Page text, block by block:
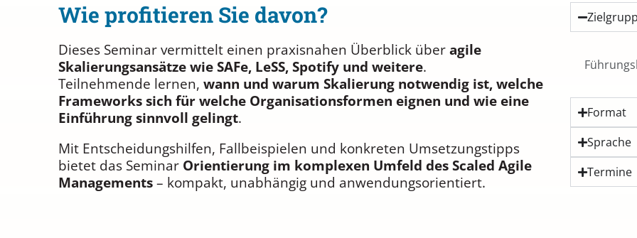
Wie profitieren Sie davon?
Dieses Seminar vermittelt einen praxisnahen Überblick überagile
Skalierungsansätze wie SAFe, LeSS, Spotify und weitere.
Teilnehmende lernen, wann und warum Skalierung notwendig ist, welche
Frameworks sich für welche Organisationsformen eignen und wie eine
Einführung sinnvoll gelingt.
Mit Entscheidungshilfen, Fallbeispielen und konkreten Umsetzungstipps
bietet das Seminar Orientierung im komplexen Umfeld des Scaled Agile
Managements– kompakt, unabhängig und anwendungsorientiert.
Format
Sprache
Termine